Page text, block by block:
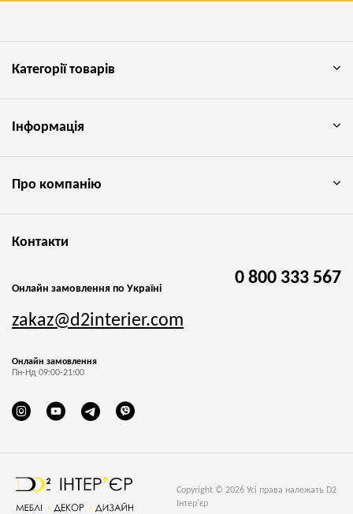
Copyright © 2026 Усі права належать D2
Інтер'єр
Категорії товарів
Інформація
Про компанію
Контакти
Онлайн замовлення по Україні
0 800 333 567
zakaz@d2interier.com
Онлайн замовлення
Пн-Нд 09:00-21:00